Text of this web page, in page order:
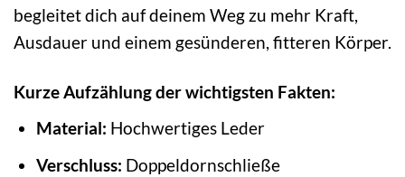
begleitet dich auf deinem Weg zu mehr Kraft,
Ausdauer und einem gesünderen, fitteren Körper.
Kurze Aufzählung der wichtigsten Fakten:
Material: Hochwertiges Leder
Verschluss: Doppeldornschließe